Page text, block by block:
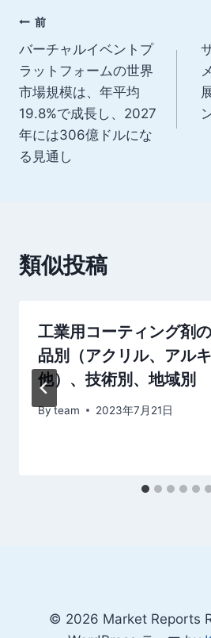
投
稿
ナ
ビ
ゲ
ョ
前
バーチャルイベントプ
ラットフォームの世界
市場規模は、年平均
19.8%で成長し、2027
年には306億ドルにな
る見通し
類似投稿
工業用コーティング剤
品別（アクリル、アル
他）、技術別、地域別
Byteam 2023年7月21日
© 2026 Market Reports